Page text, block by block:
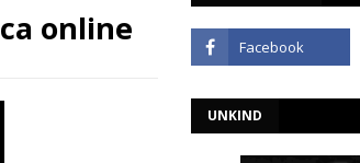
online
UNKIND